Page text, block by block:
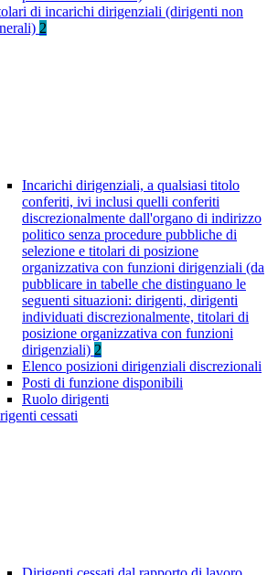
di incarichi dirigenziali (dirigenti non
2
Incarichi dirigenziali, a qualsiasi titolo
conferiti, ivi inclusi quelli conferiti
discrezionalmente dall'organo di indirizzo
politico senza procedure pubbliche di
selezione e titolari di posizione
organizzativa con funzioni dirigenziali (da
pubblicare in tabelle che distinguano le
seguenti situazioni: dirigenti, dirigenti
individuati discrezionalmente, titolari di
posizione organizzativa con funzioni
dirigenziali) 2
Elenco posizioni dirigenziali discrezionali
Posti di funzione disponibili
Ruolo dirigenti
cessati